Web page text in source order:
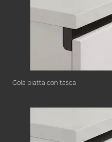
Gola piatta con tasca